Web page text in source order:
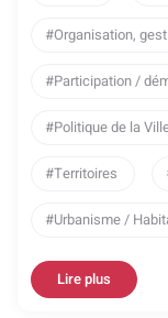
Organisation,
Participation /
Politique de la
Territoires
Urbanisme /
Lire plus